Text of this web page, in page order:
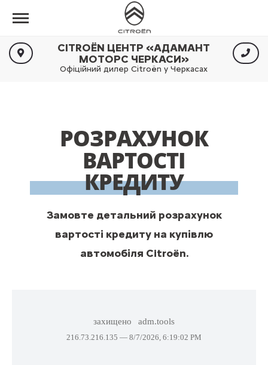
CITROËN ЦЕНТР «АДАМАНТ
МОТОРС ЧЕРКАСИ»
Офіційний дилер Citroën у Черкасах
РОЗРАХУНОК
ВАРТОСТІ
КРЕДИТУ
Замовте детальний розрахунок
вартості кредиту на купівлю
автомобіля Citroën.